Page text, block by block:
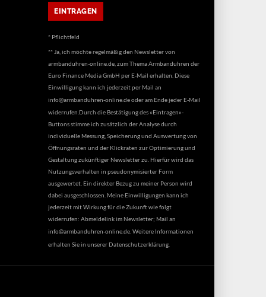
* Pflichtfeld
** Ja, ich möchte regelmäßig den Newsletter von
armbanduhren-online.de, zum Thema Armbanduhren der
Euro Finance Media GmbH per E-Mail erhalten. Diese
Einwilligung kann ich jederzeit per Mail an
info@armbanduhren-online.deoder am Ende jeder E-Mail
widerrufen.Durch die Bestätigung des «Eintragen»-
Buttons stimme ich zusätzlich der Analyse durch
individuelle Messung, Speicherung und Auswertung von
Öffnungsraten und der Klickraten zur Optimierung und
Gestaltung zukünftiger Newsletter zu. Hierfür wird das
Nutzungsverhalten in pseudonymisierter Form
ausgewertet. Ein direkter Bezug zu meiner Person wird
dabei ausgeschlossen. Meine Einwilligungen kann ich
jederzeit mit Wirkung für die Zukunft wie folgt
widerrufen: Abmeldelink im Newsletter; Mail an
info@armbanduhren-online.de . Weitere Informationen
erhalten Sie in unserer Datenschutzerklärung